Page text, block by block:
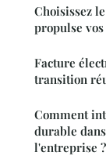
Choisissez
propulse
Facture
transition
Comment
durable
l'entreprise ?